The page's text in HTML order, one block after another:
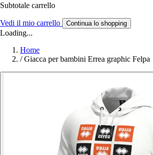
Subtotale carrello
Vedi il mio carrello Continua lo shopping
Loading...
Home
/ Giacca per bambini Errea graphic Felpa